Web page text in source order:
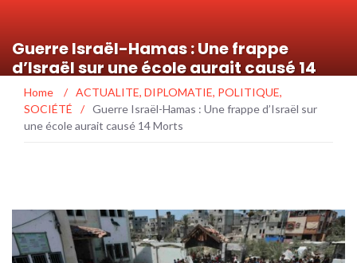
Guerre Israël-Hamas : Une frappe
d’Israël sur une école aurait causé 14
Morts
Home / ACTUALITE, DIPLOMATIE, POLITIQUE,
SOCIÉTÉ
/ Guerre Israël-Hamas : Une frappe d’Israël sur
une école aurait causé 14 Morts